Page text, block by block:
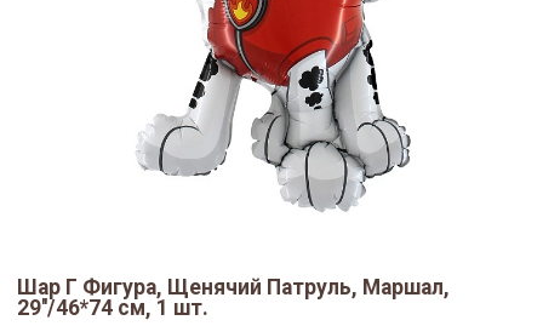
Шар Г Фигура, Щенячий Патруль, Маршал,
29''/46*74 см, 1 шт.